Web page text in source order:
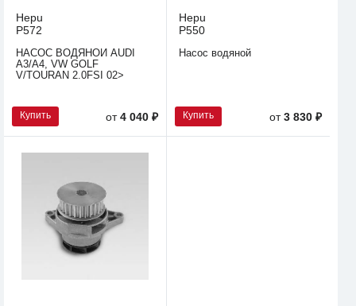
Hepu
P572
НАСОС ВОДЯНОЙ AUDI
A3/A4, VW GOLF
V/TOURAN 2.0FSI 02>
Купить от4 040 ₽
Hepu
P550
Насос водяной
Купить от3 830 ₽